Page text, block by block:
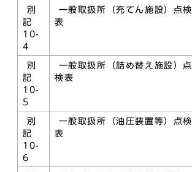
別
記
10-
4
一般取扱所（充てん施設）点検
表
別
記
10-
5
一般取扱所（詰め替え施設）点
検表
別
記
10-
6
一般取扱所（油圧装置等）点検
表